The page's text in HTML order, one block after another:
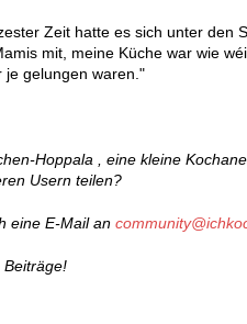
Zeit hatte es sich unter den
mit, meine Küche war wie
je gelungen waren."
Hoppala , eine kleine
Usern teilen?
eine E-Mail an
Beiträge!